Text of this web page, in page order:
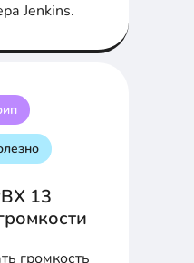
Jenkins.
13
громкость